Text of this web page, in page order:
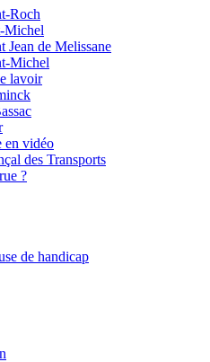
Roch
Michel
Jean de Melissane
Michel
lavoir
en vidéo
des Transports
?
de handicap